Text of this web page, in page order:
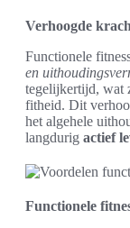
Verhoogde
Functionele
en
tegelijkertijd, wat
fitheid. Dit
het algehele
langdurig actief
Functionele